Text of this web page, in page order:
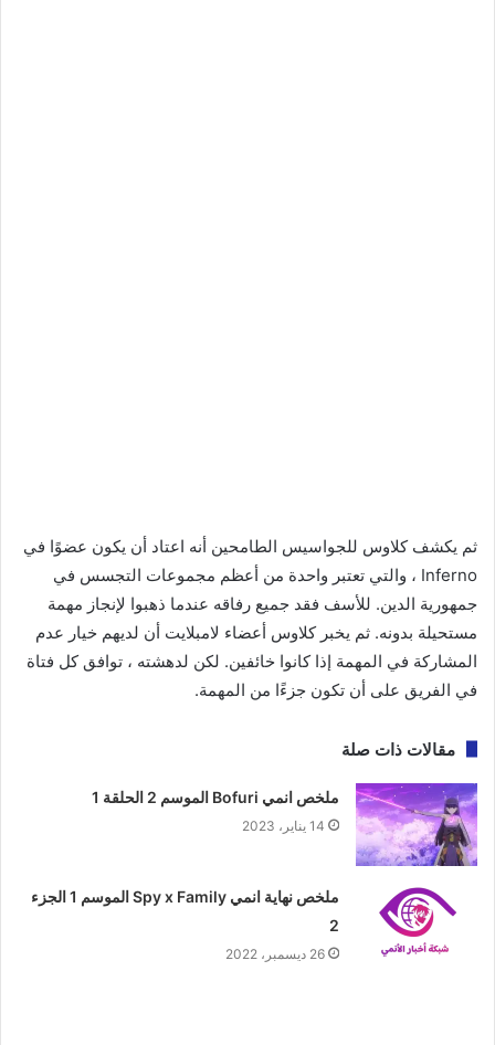
ثم يكشف كلاوس للجواسيس الطامحين أنه اعتاد أن يكون عضوًا في
Inferno ، والتي تعتبر واحدة من أعظم مجموعات التجسس في
جمهورية الدين. للأسف فقد جميع رفاقه عندما ذهبوا لإنجاز مهمة
مستحيلة بدونه. ثم يخبر كلاوس أعضاء لامبلايت أن لديهم خيار عدم
المشاركة في المهمة إذا كانوا خائفين. لكن لدهشته ، توافق كل فتاة
في الفريق على أن تكون جزءًا من المهمة.
مقالات ذات صلة
ملخص انمي Bofuri الموسم 2 الحلقة 1
14 يناير، 2023
ملخص نهاية انمي Spy x Family الموسم 1 الجزء
2
26 ديسمبر، 2022